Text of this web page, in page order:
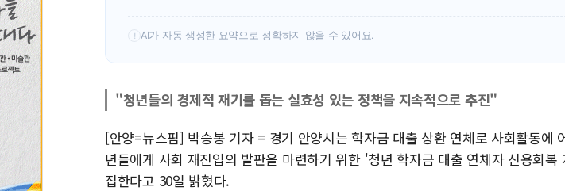
! AI가 자동 생성한 요약으로 정확하지 않을 수 있어요.
"청년들의 경제적 재기를 돕는 실효성 있는 정책을 지속적으로 추진"
[안양=뉴스핌] 박승봉 기자 = 경기 안양시는 학자금 대출 상환 연체로 사회활동에
년들에게 사회 재진입의 발판을 마련하기 위한 '청년 학자금 대출 연체자 신용회복
집한다고 30일 밝혔다.